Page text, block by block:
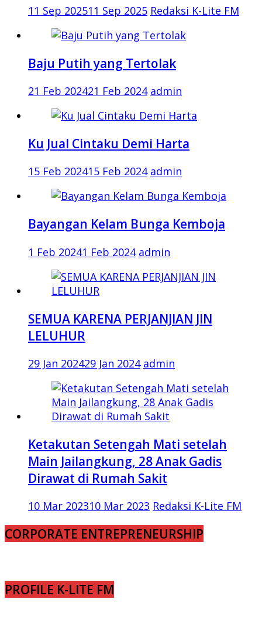
11 Sep 202511 Sep 2025 Redaksi K-Lite FM
Baju Putih yang Tertolak
21 Feb 202421 Feb 2024 admin
Ku Jual Cintaku Demi Harta
15 Feb 202415 Feb 2024 admin
Bayangan Kelam Bunga Kemboja
1 Feb 20241 Feb 2024 admin
SEMUA KARENA PERJANJIAN JIN
LELUHUR
29 Jan 202429 Jan 2024 admin
Ketakutan Setengah Mati setelah
Main Jailangkung, 28 Anak Gadis
Dirawat di Rumah Sakit
10 Mar 202310 Mar 2023 Redaksi K-Lite FM
CORPORATE ENTREPRENEURSHIP
PROFILE K-LITE FM